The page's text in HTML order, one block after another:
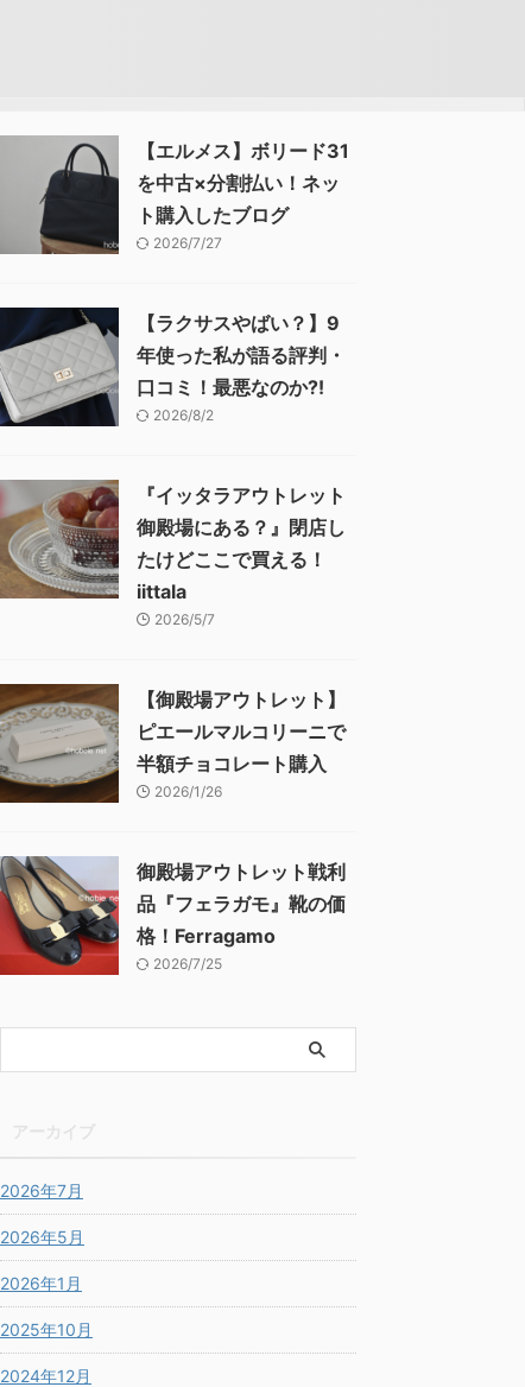
【エルメス】ボリード31
を中古×分割払い！ネッ
ト購入したブログ
2026/7/27
【ラクサスやばい？】9
年使った私が語る評判・
口コミ！最悪なのか⁈
2026/8/2
『イッタラアウトレット
御殿場にある？』閉店し
たけどここで買える！
iittala
2026/5/7
【御殿場アウトレット】
ピエールマルコリーニで
半額チョコレート購入
2026/1/26
御殿場アウトレット戦利
品『フェラガモ』靴の価
格！Ferragamo
2026/7/25
2026年7月
2026年5月
2026年1月
2025年10月
2024年12月